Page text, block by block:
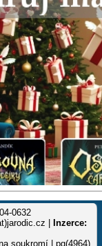
0632
|
Inzerce:
soukromí | pg(4964)